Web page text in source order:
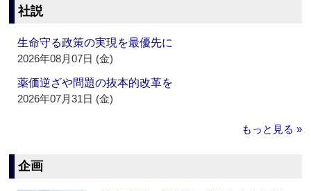
社説
生命守る政策の実現を最優先に
2026年08月07日 (金)
薬価逆ざや問題の抜本的改革を
2026年07月31日 (金)
もっと見る »
企画